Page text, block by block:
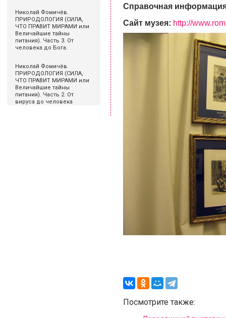
Николай Фомичёв.
ПРИРОДОЛОГИЯ (СИЛА,
ЧТО ПРАВИТ МИРАМИ или
Величайшие тайны
питания). Часть 3. От
человека до Бога.
Николай Фомичёв.
ПРИРОДОЛОГИЯ (СИЛА,
ЧТО ПРАВИТ МИРАМИ или
Величайшие тайны
питания). Часть 2. От
вируса до человека
Справочная информация:
Сайт музея: http://
Посмотрите также: